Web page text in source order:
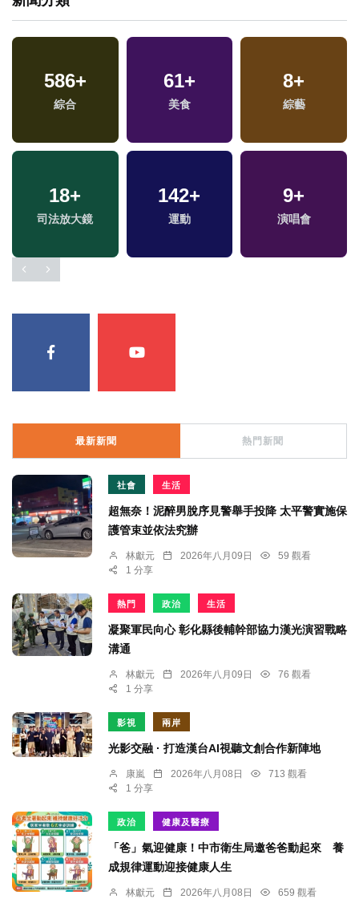
586+
綜合
61+
美食
8+
綜藝
18+
司法放大鏡
142+
運動
9+
演唱會
最新新聞 熱門新聞
社會 生活
超無奈！泥醉男脫序見警舉手投降 太平警實施保
護管束並依法究辦
林獻元 2026年八月09日
59 觀看
1 分享
熱門 政治 生活
凝聚軍民向心 彰化縣後輔幹部協力漢光演習戰略
溝通
林獻元 2026年八月09日
76 觀看
1 分享
影視 兩岸
光影交融 · 打造漢台AI視聽文創合作新陣地
康嵐 2026年八月08日
713 觀看
1 分享
政治 健康及醫療
「爸」氣迎健康！中市衛生局邀爸爸動起來 養
成規律運動迎接健康人生
林獻元 2026年八月08日
659 觀看